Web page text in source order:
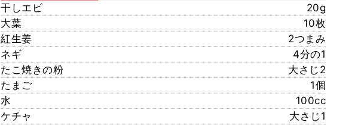
干しエビ
20g
大葉
10枚
紅生姜
2つまみ
ネギ
4分の1
たこ焼きの粉
大さじ2
たまご
1個
水
100cc
ケチャ
大さじ1